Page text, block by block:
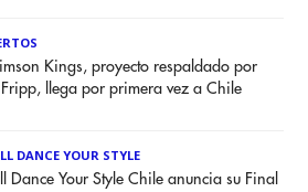
Kings, proyecto respaldado por
Fripp, llega por primera vez a Chile
DANCE YOUR STYLE
Dance Your Style Chile anuncia su Final